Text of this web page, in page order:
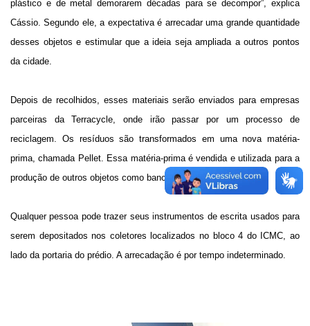
plástico e de metal demorarem décadas para se decompor”, explica
Cássio. Segundo ele, a expectativa é arrecadar uma grande quantidade
desses objetos e estimular que a ideia seja ampliada a outros pontos
da cidade.
Depois de recolhidos, esses materiais serão enviados para empresas
parceiras da Terracycle, onde irão passar por um processo de
reciclagem. Os resíduos são transformados em uma nova matéria-
prima, chamada Pellet. Essa matéria-prima é vendida e utilizada para a
produção de outros objetos como bancos e lixeiras.
Qualquer pessoa pode trazer seus instrumentos de escrita usados para
serem depositados nos coletores localizados no bloco 4 do ICMC, ao
lado da portaria do prédio. A arrecadação é por tempo indeterminado.